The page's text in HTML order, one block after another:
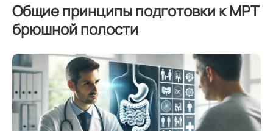
Общие принципы подготовки к МРТ
брюшной полости